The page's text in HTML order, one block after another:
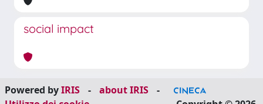
social impact
Powered byIRIS - about IRIS
-